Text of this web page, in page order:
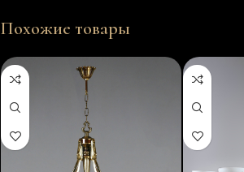
Похожие товары